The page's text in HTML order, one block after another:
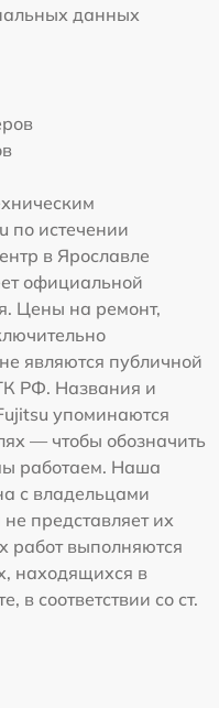
данных
по истечении
в Ярославле
официальной
Цены на ремонт,
являются публичной
РФ. Названия и
упоминаются
— чтобы обозначить
работаем. Наша
с владельцами
представляет их
работ выполняются
находящихся в
в соответствии со ст.